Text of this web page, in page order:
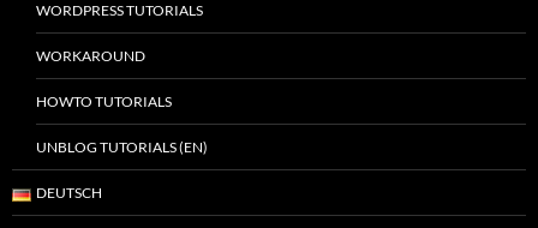
WORDPRESS TUTORIALS
WORKAROUND
HOWTO TUTORIALS
UNBLOG TUTORIALS (EN)
DEUTSCH